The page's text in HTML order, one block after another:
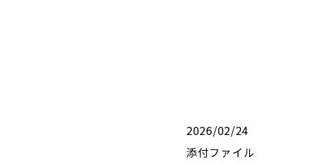
2026/02/24
添付ファイル